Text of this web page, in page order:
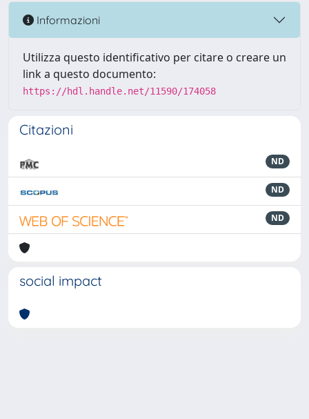
Informazioni
Utilizza questo identificativo per citare o creare un
link a questo documento:
https://hdl.handle.net/11590/174058
Citazioni
ND
ND
ND
social impact